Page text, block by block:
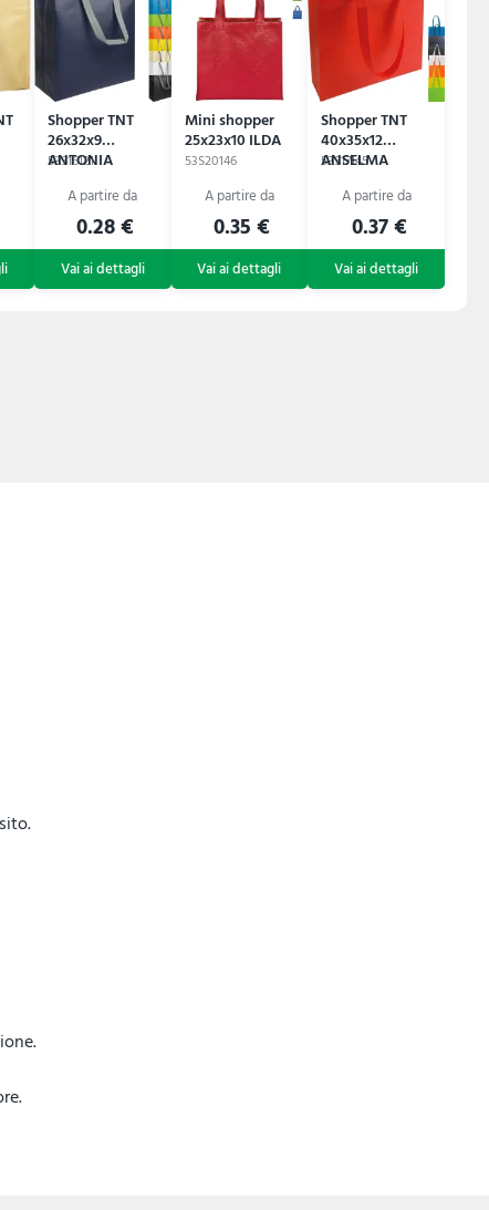
Shopper TNT
26x32x9
ANTONIA
53S16121
0.28 €
Mini shopper
25x23x10 ILDA
53S20146
0.35 €
Shopper TNT
40x35x12
ANSELMA
53S17145
0.37 €